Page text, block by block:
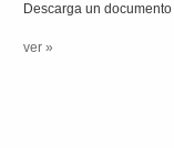
Descarga un
ver »